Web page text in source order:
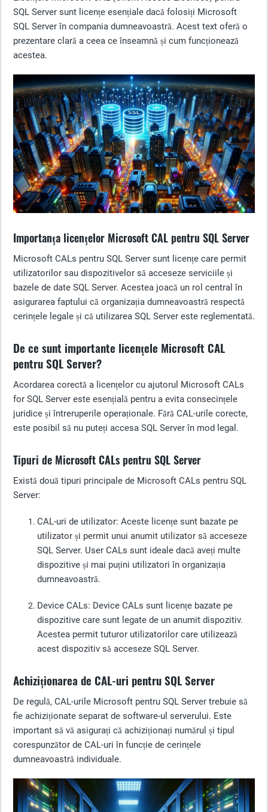
SQL Server sunt licențe esențiale dacă folosiți Microsoft
SQL Server în compania dumneavoastră. Acest text oferă o
prezentare clară a ceea ce înseamnă și cum funcționează
acestea.
Importanța licențelor Microsoft CAL pentru SQL Server
Microsoft CALs pentru SQL Server sunt licențe care permit
utilizatorilor sau dispozitivelor să acceseze serviciile și
bazele de date SQL Server. Acestea joacă un rol central în
asigurarea faptului că organizația dumneavoastră respectă
cerințele legale și că utilizarea SQL Server este reglementată.
De ce sunt importante licențele Microsoft CAL
pentru SQL Server?
Acordarea corectă a licențelor cu ajutorul Microsoft CALs
for SQL Server este esențială pentru a evita consecințele
juridice și întreruperile operaționale. Fără CAL-urile corecte,
este posibil să nu puteți accesa SQL Server în mod legal.
Tipuri de Microsoft CALs pentru SQL Server
Există două tipuri principale de Microsoft CALs pentru SQL
Server:
CAL-uri de utilizator: Aceste licențe sunt bazate pe
utilizator și permit unui anumit utilizator să acceseze
SQL Server. User CALs sunt ideale dacă aveți multe
dispozitive și mai puțini utilizatori în organizația
dumneavoastră.
Device CALs: Device CALs sunt licențe bazate pe
dispozitive care sunt legate de un anumit dispozitiv.
Acestea permit tuturor utilizatorilor care utilizează
acest dispozitiv să acceseze SQL Server.
Achiziționarea de CAL-uri pentru SQL Server
De regulă, CAL-urile Microsoft pentru SQL Server trebuie să
fie achiziționate separat de software-ul serverului. Este
important să vă asigurați că achiziționați numărul și tipul
corespunzător de CAL-uri în funcție de cerințele
dumneavoastră individuale.